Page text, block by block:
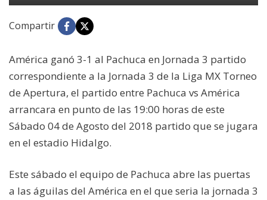
Compartir
América ganó 3-1 al Pachuca en Jornada 3 partido
correspondiente a la Jornada 3 de la Liga MX Torneo
de Apertura, el partido entre Pachuca vs América
arrancara en punto de las 19:00 horas de este
Sábado 04 de Agosto del 2018 partido que se jugara
en el estadio Hidalgo.
Este sábado el equipo de Pachuca abre las puertas
a las águilas del América en el que seria la jornada 3